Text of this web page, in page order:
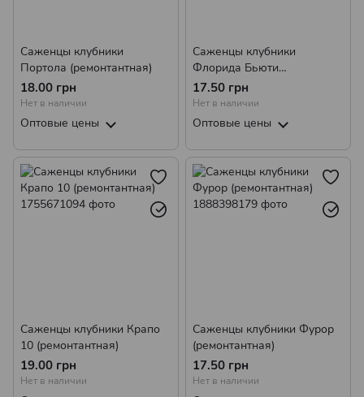
Саженцы клубники
Портола (ремонтантная)
18.00 грн
Нет в наличии
Оптовые цены
Саженцы клубники
Флорида Бьюти
(ремонтантная)
17.50 грн
Нет в наличии
Оптовые цены
Саженцы клубники Крапо
10 (ремонтантная)
19.00 грн
Нет в наличии
Саженцы клубники Фурор
(ремонтантная)
17.50 грн
Нет в наличии